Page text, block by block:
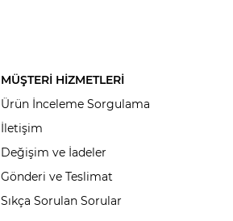
MÜŞTERİ HİZMETLERİ
Ürün İnceleme Sorgulama
İletişim
Değişim ve İadeler
Gönderi ve Teslimat
Sıkça Sorulan Sorular